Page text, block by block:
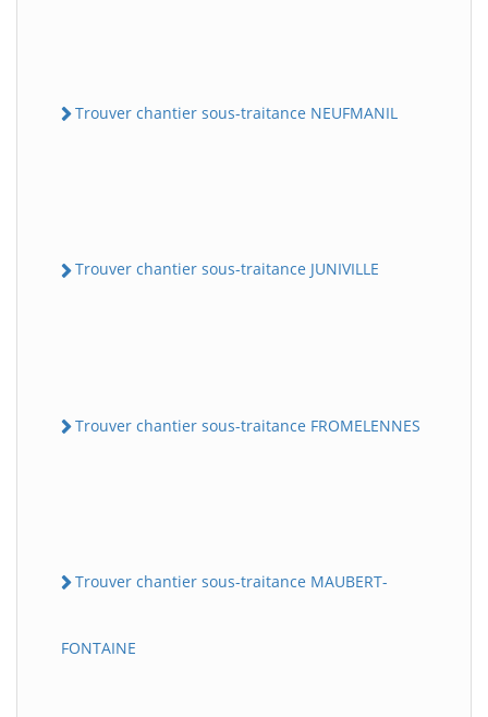
Trouver chantier sous-traitance NEUFMANIL
Trouver chantier sous-traitance JUNIVILLE
Trouver chantier sous-traitance FROMELENNES
Trouver chantier sous-traitance MAUBERT-
FONTAINE